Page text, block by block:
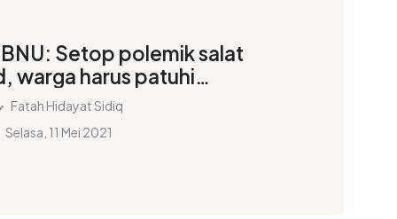
Setop polemik salat
warga harus patuhi
Fatah Hidayat Sidiq
Selasa, 11 Mei 2021